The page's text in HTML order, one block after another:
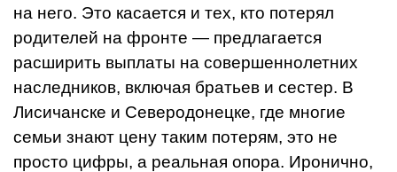
на него. Это касается и тех, кто потерял
родителей на фронте — предлагается
расширить выплаты на совершеннолетних
наследников, включая братьев и сестер. В
Лисичанске и Северодонецке, где многие
семьи знают цену таким потерям, это не
просто цифры, а реальная опора. Иронично,